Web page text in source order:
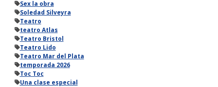
Sex la obra
Soledad Silveyra
Teatro
teatro Atlas
Teatro Bristol
Teatro Lido
Teatro Mar del Plata
temporada 2026
Toc Toc
Una clase especial